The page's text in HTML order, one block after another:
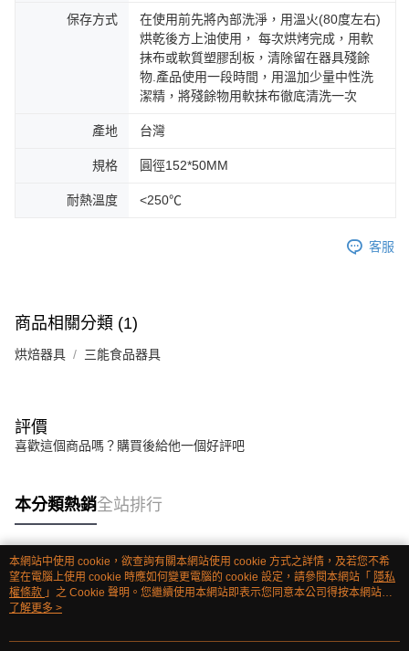
保存方式
在使用前先將內部洗淨，用溫火(80度左右)
烘乾後方上油使用， 每次烘烤完成，用軟
抹布或軟質塑膠刮板，清除留在器具殘餘
物.產品使用一段時間，用溫加少量中性洗
潔精，將殘餘物用軟抹布徹底清洗一次
產地 台灣
規格 圓徑152*50MM
耐熱溫度 <250℃
客服
商品相關分類 (1)
烘焙器具 三能食品器具
評價
喜歡這個商品嗎？購買後給他一個好評吧
本分類熱銷全站排行
熱門標籤
本網站中使用 cookie，欲查詢有關本網站使用 cookie 方式之詳情，及若您不希
望在電腦上使用 cookie 時應如何變更電腦的 cookie 設定，請參閱本網站「 隱私
權條款 」之 Cookie 聲明。您繼續使用本網站即表示您同意本公司得按本網站使
用條款之 Cookie 聲明使用 cookie。
了解更多 >